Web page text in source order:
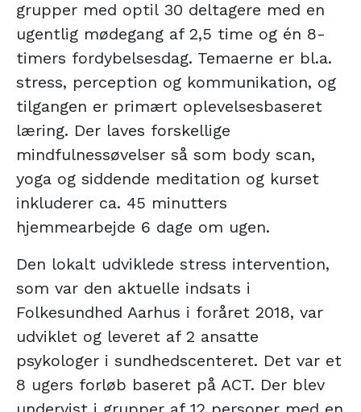
grupper med optil 30 deltagere med en
ugentlig mødegang af 2,5 time og én 8-
timers fordybelsesdag. Temaerne er bl.a.
stress, perception og kommunikation, og
tilgangen er primært oplevelsesbaseret
læring. Der laves forskellige
mindfulnessøvelser så som body scan,
yoga og siddende meditation og kurset
inkluderer ca. 45 minutters
hjemmearbejde 6 dage om ugen.
Den lokalt udviklede stress intervention,
som var den aktuelle indsats i
Folkesundhed Aarhus i foråret 2018, var
udviklet og leveret af 2 ansatte
psykologer i sundhedscenteret. Det var et
8 ugers forløb baseret på ACT. Der blev